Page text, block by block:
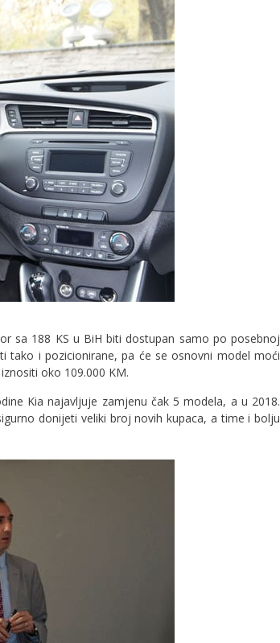
sa 188 KS u BiH biti dostupan samo po posebnoj
tako i pozicionirane, pa će se osnovni model moći
oko 109.000 KM.
Kia najavljuje zamjenu čak 5 modela, a u 2018.
donijeti veliki broj novih kupaca, a time i bolju